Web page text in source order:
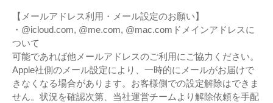
【メールアドレス利用・メール設定のお願い】
・@icloud.com, @me.com, @mac.comドメインアドレスに
ついて
可能であれば他メールアドレスのご利用にご協力ください。
Apple社側のメール設定により、一時的にメールがお届けで
きなくなる場合があります。お客様側での設定解除はできま
せん。状況を確認次第、当社運営チームより解除依頼を手配